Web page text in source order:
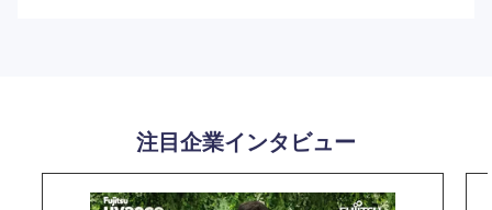
注目企業インタビュー